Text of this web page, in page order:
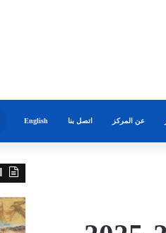
عن المركز اتصل بنا English